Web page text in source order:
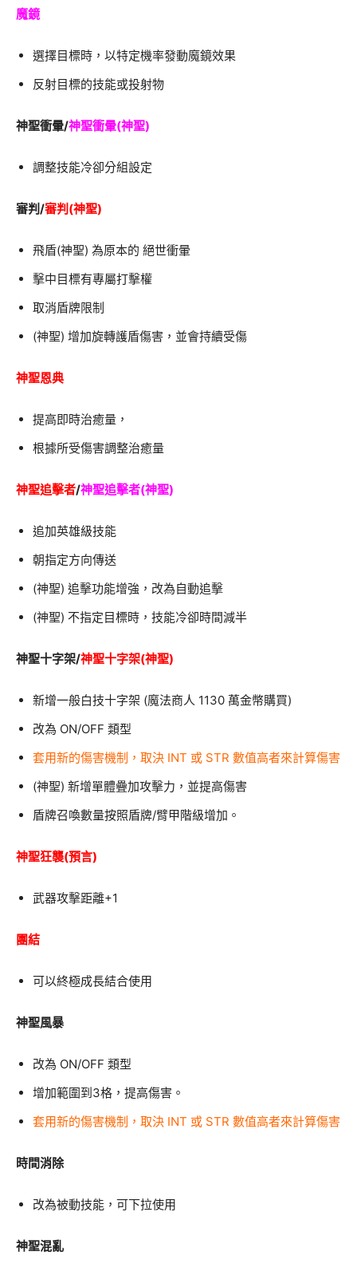
魔鏡
選擇目標時，以特定機率發動魔鏡效果
反射目標的技能或投射物
神聖衝暈/神聖衝暈(神聖)
調整技能冷卻分組設定
審判/審判(神聖)
飛盾(神聖) 為原本的 絕世衝暈
擊中目標有專屬打擊權
取消盾牌限制
(神聖) 增加旋轉護盾傷害，並會持續受傷
神聖恩典
提高即時治癒量，
根據所受傷害調整治癒量
神聖追擊者/神聖追擊者(神聖)
追加英雄級技能
朝指定方向傳送
(神聖) 追擊功能增強，改為自動追擊
(神聖) 不指定目標時，技能冷卻時間減半
神聖十字架/神聖十字架(神聖)
新增一般白技十字架 (魔法商人 1130 萬金幣購買)
改為 ON/OFF 類型
套用新的傷害機制，取決 INT 或 STR 數值高者來計算傷害
(神聖) 新增單體疊加攻擊力，並提高傷害
盾牌召喚數量按照盾牌/臂甲階級增加。
神聖狂襲(預言)
武器攻擊距離+1
團結
可以終極成長結合使用
神聖風暴
改為 ON/OFF 類型
增加範圍到3格，提高傷害。
套用新的傷害機制，取決 INT 或 STR 數值高者來計算傷害
時間消除
改為被動技能，可下拉使用
神聖混亂